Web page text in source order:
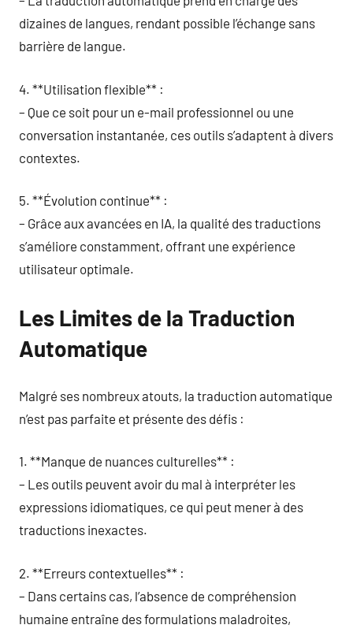
dizaines de langues, rendant possible l’échange sans
barrière de langue.
4. **Utilisation flexible** :
– Que ce soit pour un e-mail professionnel ou une
conversation instantanée, ces outils s’adaptent à divers
contextes.
5. **Évolution continue** :
– Grâce aux avancées en IA, la qualité des traductions
s’améliore constamment, offrant une expérience
utilisateur optimale.
Les Limites de la Traduction
Automatique
Malgré ses nombreux atouts, la traduction automatique
n’est pas parfaite et présente des défis :
1. **Manque de nuances culturelles** :
– Les outils peuvent avoir du mal à interpréter les
expressions idiomatiques, ce qui peut mener à des
traductions inexactes.
2. **Erreurs contextuelles** :
– Dans certains cas, l’absence de compréhension
humaine entraîne des formulations maladroites,